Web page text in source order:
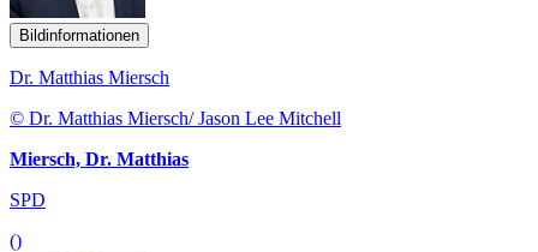
Bildinformationen
Dr. Matthias Miersch
© Dr. Matthias Miersch/ Jason Lee Mitchell
Miersch, Dr. Matthias
SPD
()